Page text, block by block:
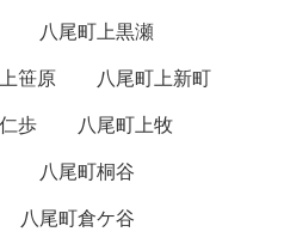
八尾町上黒瀬
笹原
八尾町上新町
歩
八尾町上牧
八尾町桐谷
八尾町倉ケ谷